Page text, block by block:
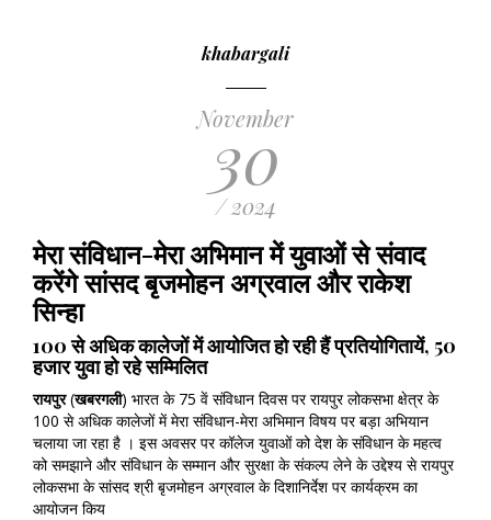
khabargali
November
30
/ 2024
मेरा संविधान-मेरा अभिमान में युवाओं से संवाद
करेंगे सांसद बृजमोहन अग्रवाल और राकेश
सिन्हा
100 से अधिक कालेजों में आयोजित हो रही हैं प्रतियोगितायें, 50
हजार युवा हो रहे सम्मिलित
रायपुर(खबरगली) भारत के 75 वें संविधान दिवस पर रायपुर लोकसभा क्षेत्र के
100 से अधिक कालेजों में मेरा संविधान-मेरा अभिमान विषय पर बड़ा अभियान
चलाया जा रहा है । इस अवसर पर कॉलेज युवाओं को देश के संविधान के महत्व
को समझाने और संविधान के सम्मान और सुरक्षा के संकल्प लेने के उद्देश्य से रायपुर
लोकसभा के सांसद श्री बृजमोहन अग्रवाल के दिशानिर्देश पर कार्यक्रम का
आयोजन किय